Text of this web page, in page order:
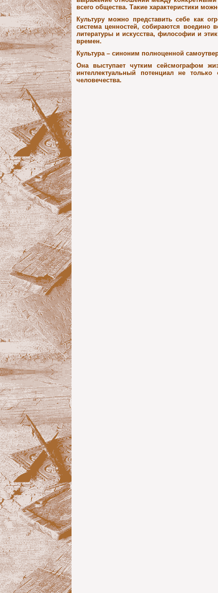
всего общества. Такие характеристики
Культуру можно представить себе как
система ценностей, собираются воедино
литературы и искусства, философии и
времен.
Культура – синоним полноценной
Она выступает чутким сейсмографом
интеллектуальный потенциал не
человечества.